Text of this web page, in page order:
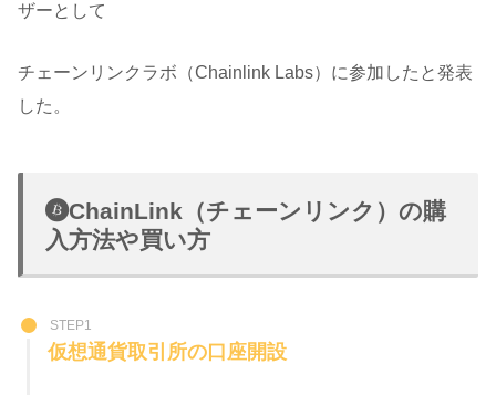
ザーとして
チェーンリンクラボ（Chainlink Labs）に参加したと発表
した。
ChainLink（チェーンリンク）の購
入方法や買い方
STEP1
仮想通貨取引所の口座開設